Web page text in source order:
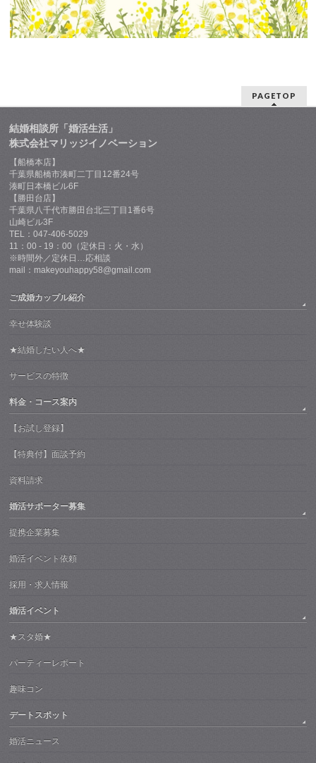
PAGETOP
結婚相談所「婚活生活」
株式会社マリッジイノベーション
【船橋本店】
千葉県船橋市湊町二丁目12番24号
湊町日本橋ビル6F
【勝田台店】
千葉県八千代市勝田台北三丁目1番6号
山崎ビル3F
TEL：047-406-5029
11：00 - 19：00（定休日：火・水）
※時間外／定休日…応相談
mail：makeyouhappy58@gmail.com
ご成婚カップル紹介
幸せ体験談
★結婚したい人へ★
サービスの特徴
料金・コース案内
【お試し登録】
【特典付】面談予約
資料請求
婚活サポーター募集
提携企業募集
婚活イベント依頼
採用・求人情報
婚活イベント
★スタ婚★
パーティーレポート
趣味コン
デートスポット
婚活ニュース